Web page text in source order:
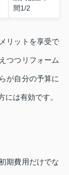
間1/2
リットを享受で
つつリフォーム
が自分の予算に
は有効です。
期費用だけでな